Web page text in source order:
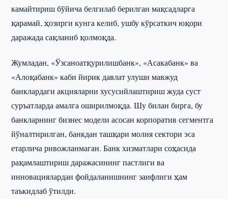
камайтириш бўйича белгилаб берилган мақсадларга
қарамай, ҳозирги кунга келиб, ушбу кўрсаткич юқори
даражада сақланиб қолмоқда.
Жумладан, «Ўзсаноатқурилишбанк», «Асакабанк» ва
«Алоқабанк» каби йирик давлат улуши мавжуд
банклардаги акцияларни хусусийлаштириш жуда суст
суръатларда амалга оширилмоқда. Шу билан бирга, бу
банкларнинг бизнес модели асосан корпоратив сегментга
йўналтирилган, банкдан ташқари молия сектори эса
етарлича ривожланмаган. Банк хизматлари соҳасида
рақамлаштириш даражасининг пастлиги ва
инновациялардан фойдаланишнинг заифлиги ҳам
таъкидлаб ўтилди.